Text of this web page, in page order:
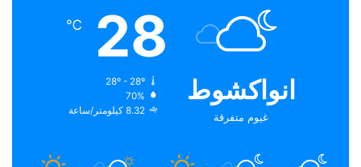
انواكشوط
غيوم متفرقة
28
℃
28º - 28º
70%
8.32 كيلومتر/ساعة